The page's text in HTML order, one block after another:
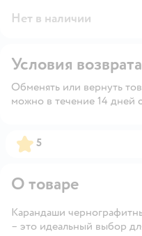
Нет в наличии
Условия возврата
Обменять или вернуть
можно в течение 14 дней
Рейтинг:
5
О товаре
Карандаши
– это идеальный выбор